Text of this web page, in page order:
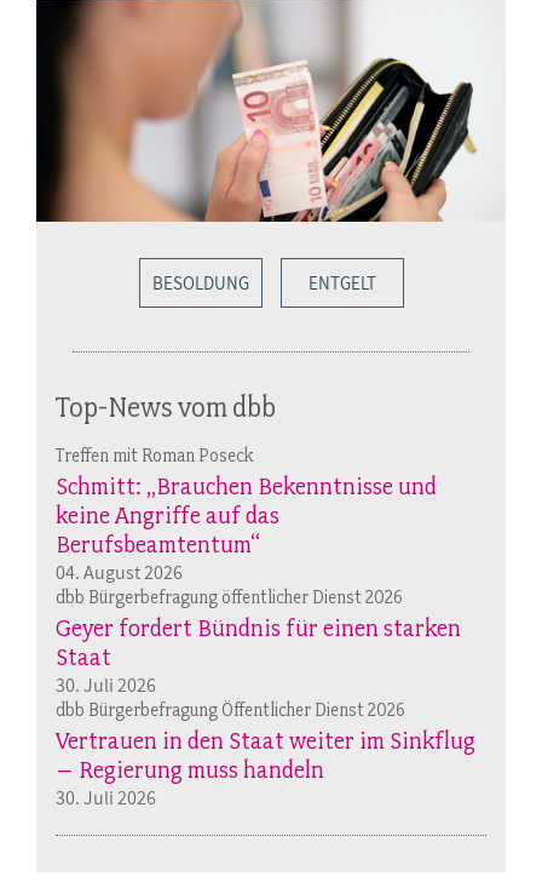
BESOLDUNG ENTGELT
Top-News vom dbb
Treffen mit Roman Poseck
Schmitt: „Brauchen Bekenntnisse und
keine Angriffe auf das
Berufsbeamtentum“
04. August 2026
dbb Bürgerbefragung öffentlicher Dienst 2026
Geyer fordert Bündnis für einen starken
Staat
30. Juli 2026
dbb Bürgerbefragung Öffentlicher Dienst 2026
Vertrauen in den Staat weiter im Sinkflug
– Regierung muss handeln
30. Juli 2026